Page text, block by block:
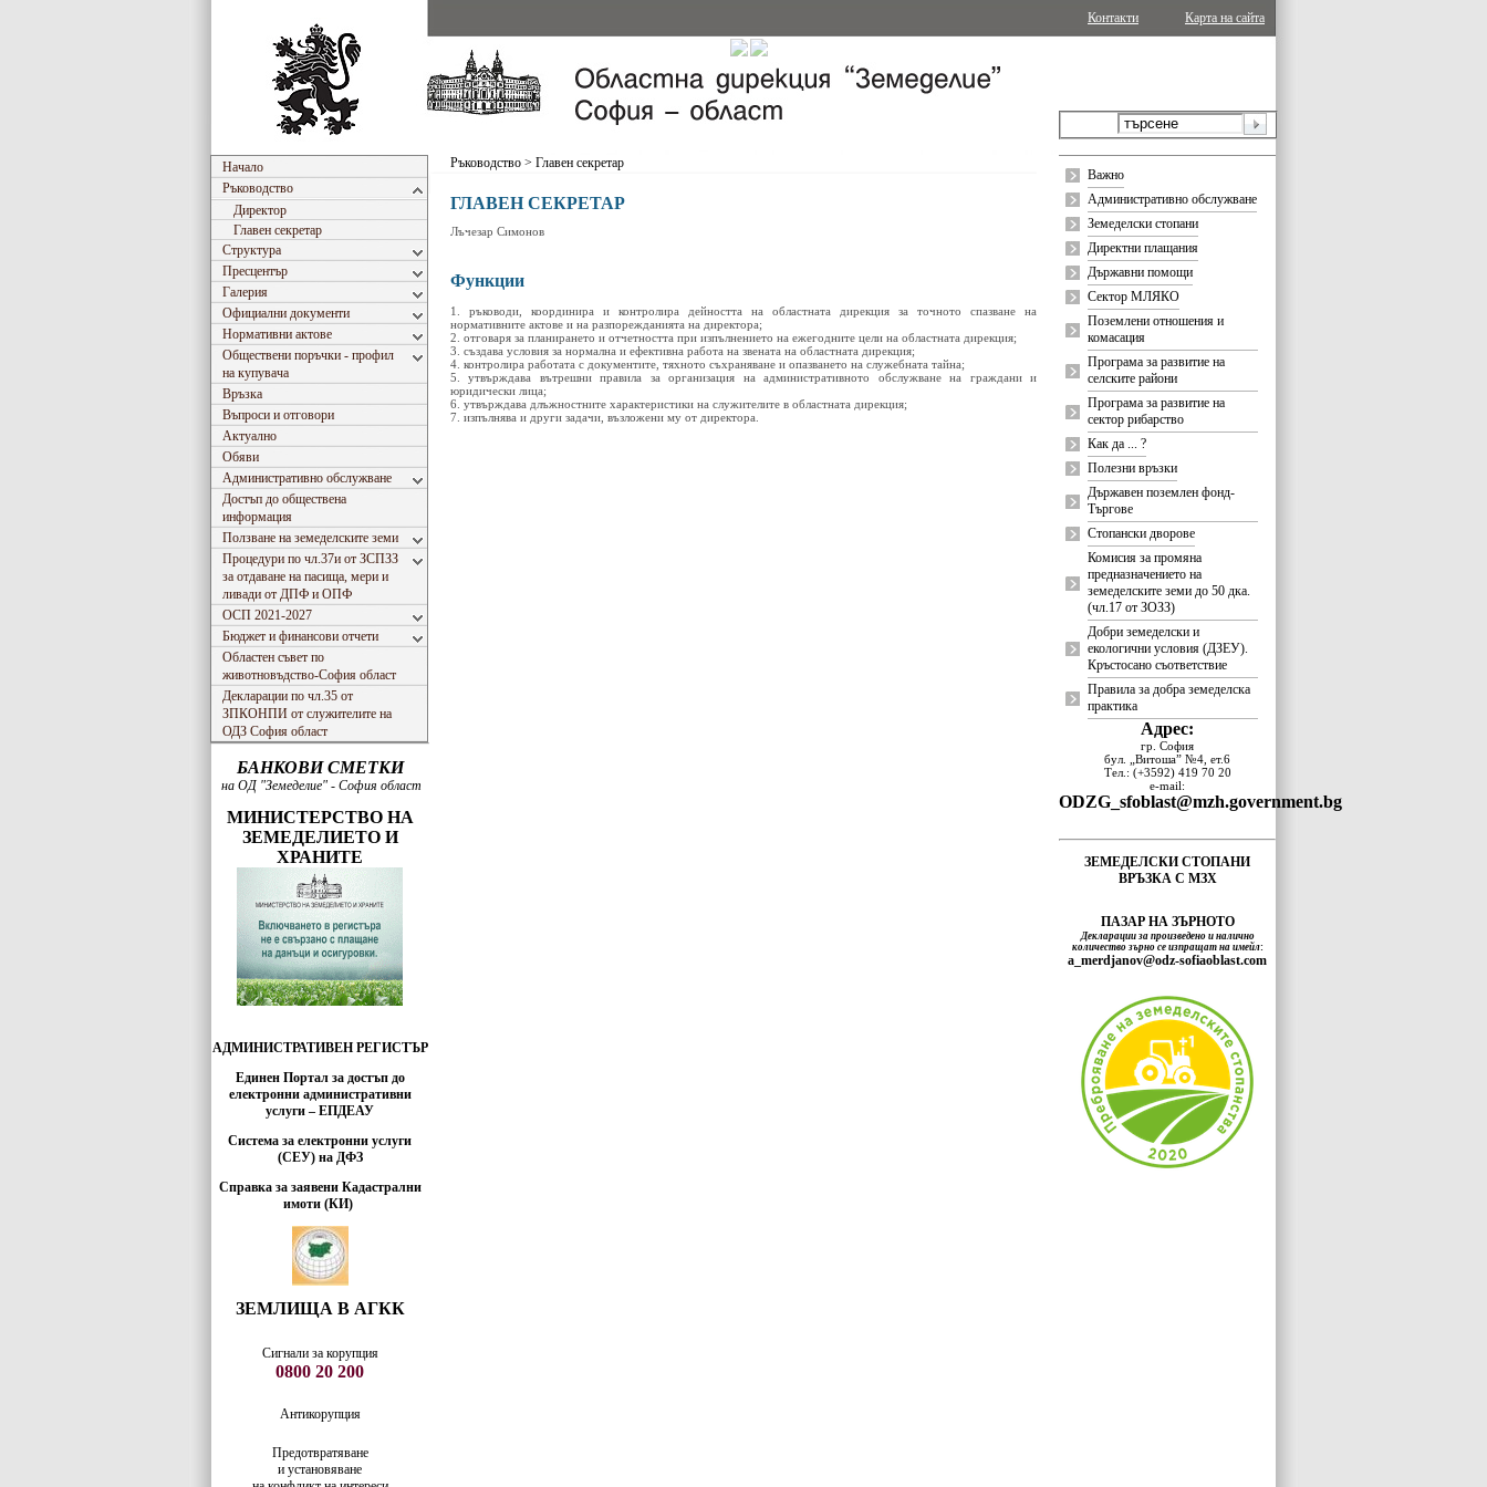
Карта на сайта
Контакти
Начало
Ръководство
Директор
Главен секретар
Структура
Пресцентър
Галерия
Официални документи
Нормативни актове
Обществени поръчки - профил
на купувача
Връзка
Въпроси и отговори
Актуално
Обяви
Административно обслужване
Достъп до обществена
информация
Ползване на земеделските земи
Процедури по чл.37и от ЗСПЗЗ
за отдаване на пасища, мери и
ливади от ДПФ и ОПФ
ОСП 2021-2027
Бюджет и финансови отчети
Областен съвет по
животновъдство-София област
Декларации по чл.35 от
ЗПКОНПИ от служителите на
ОДЗ София област
БАНКОВИ СМЕТКИ
на ОД "Земеделие" - София област
МИНИСТЕРСТВО НА
ЗЕМЕДЕЛИЕТО И
ХРАНИТЕ
АДМИНИСТРАТИВЕН РЕГИСТЪР
Единен Портал за достъп до
електронни административни
услуги – ЕПДЕАУ
Система за електронни услуги
(СЕУ) на ДФЗ
Справка за заявени Кадастрални
имоти (КИ)
ЗЕМЛИЩА В АГКК
Сигнали за корупция
0800 20 200
Антикорупция
Предотвратяване
и установяване
Ръководство > Главен секретар
ГЛАВЕН СЕКРЕТАР
Лъчезар Симонов
Функции
1. ръководи, координира и контролира дейността на областната дирекция за точното спазване на
нормативните актове и на разпорежданията на директора;
2. отговаря за планирането и отчетността при изпълнението на ежегодните цели на областната дирекция;
3. създава условия за нормална и ефективна работа на звената на областната дирекция;
4. контролира работата с документите, тяхното съхраняване и опазването на служебната тайна;
5. утвърждава вътрешни правила за организация на административното обслужване на граждани и
юридически лица;
6. утвърждава длъжностните характеристики на служителите в областната дирекция;
7. изпълнява и други задачи, възложени му от директора.
Важно
Административно обслужване
Земеделски стопани
Директни плащания
Държавни помощи
Сектор МЛЯКО
Поземлени отношения и
комасация
Програма за развитие на
селските райони
Програма за развитие на
сектор рибарство
Как да ... ?
Полезни връзки
Държавен поземлен фонд-
Търгове
Стопански дворове
Комисия за промяна
предназначението на
земеделските земи до 50 дка.
(чл.17 от ЗОЗЗ)
Добри земеделски и
екологични условия (ДЗЕУ).
Кръстосано съответствие
Правила за добра земеделска
практика
Адрес:
гр. София
бул. „Витоша” №4, ет.6
Тел.: (+3592) 419 70 20
e-mail:
ODZG_sfoblast@mzh.government.bg
ЗЕМЕДЕЛСКИ СТОПАНИ
ВРЪЗКА С МЗХ
ПАЗАР НА ЗЪРНОТО
Декларации за произведено и налично
количество зърно се изпращат на имейл:
a_merdjanov@odz-sofiaoblast.com